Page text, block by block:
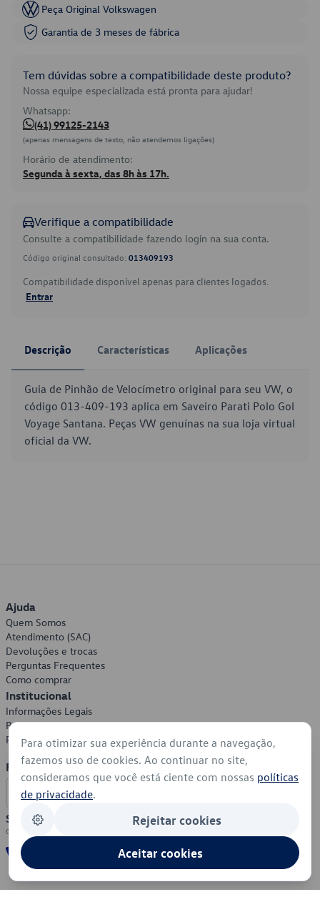
Peça Original Volkswagen
Garantia de 3 meses de fábrica
Tem dúvidas sobre a compatibilidade deste produto?
Nossa equipe especializada está pronta para ajudar!
Whatsapp:
(41) 99125-2143
(apenas mensagens de texto, não atendemos ligações)
Horário de atendimento:
Segunda à sexta, das 8h às 17h.
Verifique a compatibilidade
Consulte a compatibilidade fazendo login na sua conta.
Código original consultado: 013409193
Compatibilidade disponível apenas para clientes logados.
Entrar
Descrição Características Aplicações
Guia de Pinhão de Velocímetro original para seu VW, o
código 013-409-193 aplica em Saveiro Parati Polo Gol
Voyage Santana. Peças VW genuínas na sua loja virtual
oficial da VW.
Ajuda
Quem Somos
Atendimento (SAC)
Devoluções e trocas
Perguntas Frequentes
Como comprar
Institucional
Informações Legais
Política de Privacidade
Política de Cookies
Formas de Pagamento
Segurança
Para otimizar sua experiência durante a navegação,
fazemos uso de cookies. Ao continuar no site,
consideramos que você está ciente com nossas políticas
de privacidade.
Rejeitar cookies
Aceitar cookies